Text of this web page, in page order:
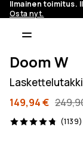
Ilmainen toimitus.
Osta nyt.
Doom W
149,94 €
(1139)
1139 arvostelut,